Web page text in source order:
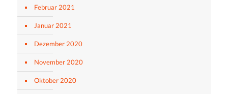
Februar 2021
Januar 2021
Dezember 2020
November 2020
Oktober 2020